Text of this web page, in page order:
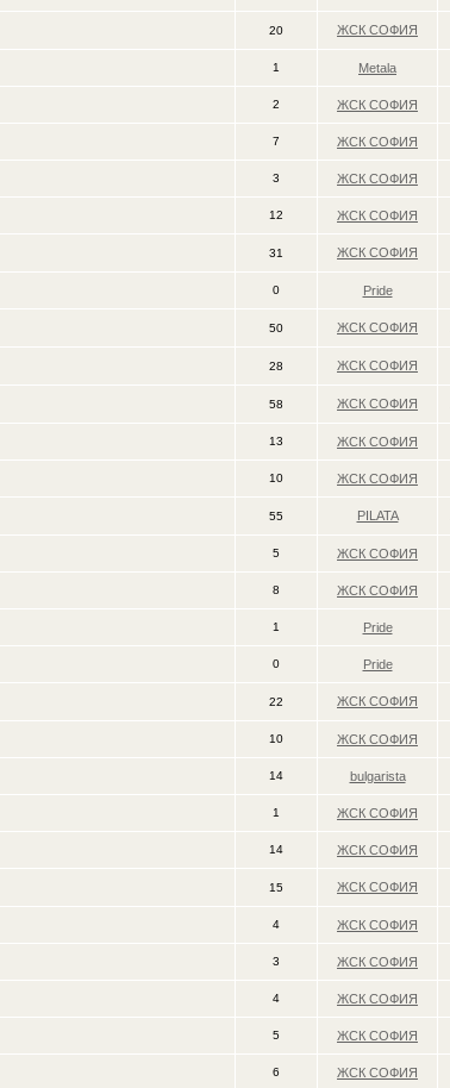
20 ЖСК СОФИЯ
1 Metala
2 ЖСК СОФИЯ
7 ЖСК СОФИЯ
3 ЖСК СОФИЯ
12 ЖСК СОФИЯ
31 ЖСК СОФИЯ
0 Pride
50 ЖСК СОФИЯ
28 ЖСК СОФИЯ
58 ЖСК СОФИЯ
13 ЖСК СОФИЯ
10 ЖСК СОФИЯ
55 PILATA
5 ЖСК СОФИЯ
8 ЖСК СОФИЯ
1 Pride
0 Pride
22 ЖСК СОФИЯ
10 ЖСК СОФИЯ
14 bulgarista
1 ЖСК СОФИЯ
14 ЖСК СОФИЯ
15 ЖСК СОФИЯ
4 ЖСК СОФИЯ
3 ЖСК СОФИЯ
4 ЖСК СОФИЯ
5 ЖСК СОФИЯ
6 ЖСК СОФИЯ